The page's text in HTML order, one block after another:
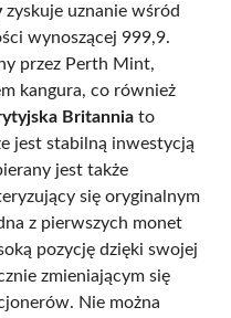
zyskuje uznanie wśród
wynoszącej 999,9.
przez Perth Mint,
kangura, co również
Britannia to
jest stabilną inwestycją
jest także
się oryginalnym
z pierwszych monet
pozycję dzięki swojej
zmieniającym się
Nie można